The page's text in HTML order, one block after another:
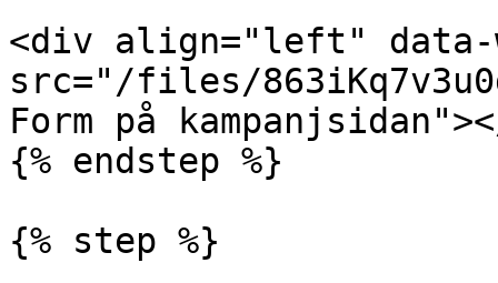
<div align="left" data-
src="/files/
Form på
{% endstep %}
{% step %}